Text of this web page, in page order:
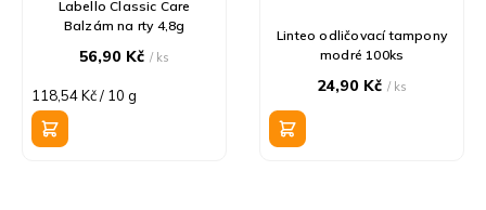
Labello Classic Care
Balzám na rty 4,8g
56,90 Kč/ ks
Měrná
cena:
118,54 Kč / 10 g
Linteo odličovací tampony
modré 100ks
24,90 Kč/ ks